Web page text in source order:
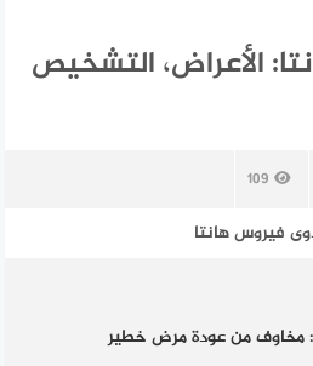
الأعراض، التشخيص
109
مخاوف من عودة مرض خطير